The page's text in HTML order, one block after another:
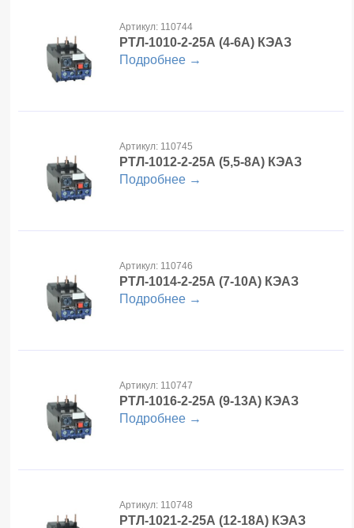
Артикул: 110744
РТЛ-1010-2-25А (4-6А) КЭАЗ
Подробнее →
Артикул: 110745
РТЛ-1012-2-25А (5,5-8А) КЭАЗ
Подробнее →
Артикул: 110746
РТЛ-1014-2-25А (7-10А) КЭАЗ
Подробнее →
Артикул: 110747
РТЛ-1016-2-25А (9-13А) КЭАЗ
Подробнее →
Артикул: 110748
РТЛ-1021-2-25А (12-18А) КЭАЗ